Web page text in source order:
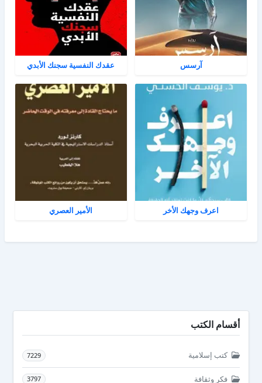
آرسس عقدك النفسية سجنك الأبدي
اعرف وجهك الأخر الأمير العصري
أقسام الكتب
كتب إسلامية 7229
فكر وثقافة 3797